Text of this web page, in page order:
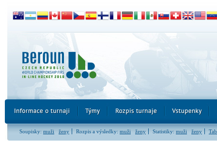
Soupisky: muži ženy Rozpis a výsledky: muži ženy Statistiky: muži ženy